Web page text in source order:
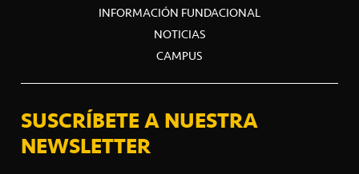
INFORMACIÓN FUNDACIONAL
NOTICIAS
CAMPUS
SUSCRÍBETE A NUESTRA
NEWSLETTER